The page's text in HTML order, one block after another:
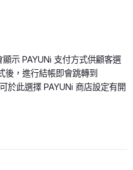
示 PAYUNi 支付方式供顧客選
後，進行結帳即會跳轉到
於此選擇 PAYUNi 商店設定有開